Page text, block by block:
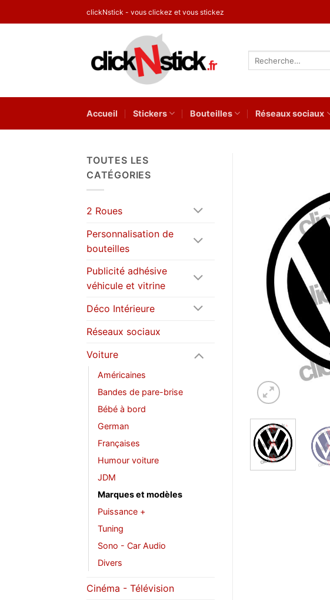
au
clickNstick - vous clickez et vous stickez
Accueil Stickers Bouteilles Réseaux sociaux
TOUTES LES
CATÉGORIES
2 Roues
Personnalisation de
bouteilles
Publicité adhésive
véhicule et vitrine
Déco Intérieure
Réseaux sociaux
Voiture
Américaines
Bandes de pare-brise
Bébé à bord
German
Françaises
Humour voiture
JDM
Marques et modèles
Puissance +
Tuning
Sono - Car Audio
Divers
Cinéma - Télévision